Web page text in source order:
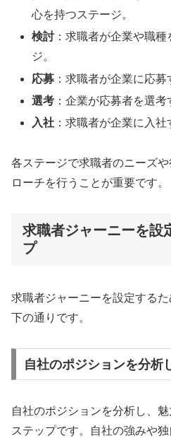
心を持つステージ。
検討：求職者が企業や職種
ジ。
応募 ：求職者が企業に応募
選考 ：企業が応募者を選考
入社 ：求職者が企業に入社
各ステージで求職者のニーズ
ローチを行うことが重要です。
求職者ジャーニーを設
プ
求職者ジャーニーを設定する
下の通りです。
自社のポジションを分析
自社のポジションを分析し、
ステップです。自社の強みや